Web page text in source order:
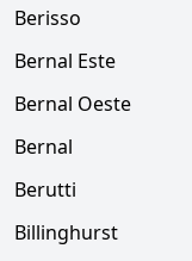
Berisso
Bernal Este
Bernal Oeste
Bernal
Berutti
Billinghurst